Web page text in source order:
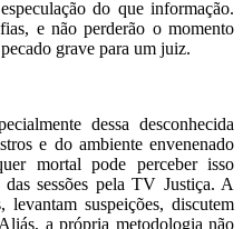
do que informação.
e não perderão o momento
grave para um juiz.
dessa desconhecida
e do ambiente envenenado
mortal pode perceber isso
sessões pela TV Justiça. A
suspeições, discutem
a própria metodologia não